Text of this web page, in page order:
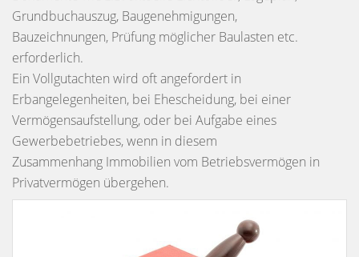
Grundbuchauszug, Baugenehmigungen,
Bauzeichnungen, Prüfung möglicher Baulasten etc.
erforderlich.
Ein Vollgutachten wird oft angefordert in
Erbangelegenheiten, bei Ehescheidung, bei einer
Vermögensaufstellung, oder bei Aufgabe eines
Gewerbebetriebes, wenn in diesem
Zusammenhang Immobilien vom Betriebsvermögen in
Privatvermögen übergehen.